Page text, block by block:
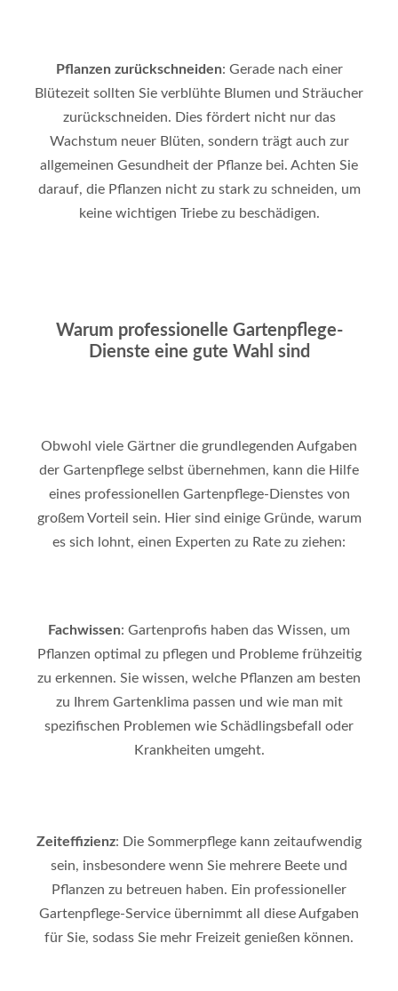
Pflanzen zurückschneiden: Gerade nach einer
Blütezeit sollten Sie verblühte Blumen und Sträucher
zurückschneiden. Dies fördert nicht nur das
Wachstum neuer Blüten, sondern trägt auch zur
allgemeinen Gesundheit der Pflanze bei. Achten Sie
darauf, die Pflanzen nicht zu stark zu schneiden, um
keine wichtigen Triebe zu beschädigen.
Warum professionelle Gartenpflege-
Dienste eine gute Wahl sind
Obwohl viele Gärtner die grundlegenden Aufgaben
der Gartenpflege selbst übernehmen, kann die Hilfe
eines professionellen Gartenpflege-Dienstes von
großem Vorteil sein. Hier sind einige Gründe, warum
es sich lohnt, einen Experten zu Rate zu ziehen:
Fachwissen: Gartenprofis haben das Wissen, um
Pflanzen optimal zu pflegen und Probleme frühzeitig
zu erkennen. Sie wissen, welche Pflanzen am besten
zu Ihrem Gartenklima passen und wie man mit
spezifischen Problemen wie Schädlingsbefall oder
Krankheiten umgeht.
Zeiteffizienz: Die Sommerpflege kann zeitaufwendig
sein, insbesondere wenn Sie mehrere Beete und
Pflanzen zu betreuen haben. Ein professioneller
Gartenpflege-Service übernimmt all diese Aufgaben
für Sie, sodass Sie mehr Freizeit genießen können.